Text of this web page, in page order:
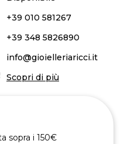
+39 010 581267
+39 348 5826890
info@gioielleriaricci.it
Scopri di più
sopra i 150€